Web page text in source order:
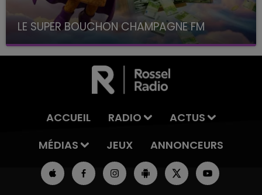
LE SUPER BOUCHON CHAMPAGNE FM
avec La Famille Champagne FM, à 8H10
ACCUEIL RADIO
ACTUS
MÉDIAS
JEUX ANNONCEURS